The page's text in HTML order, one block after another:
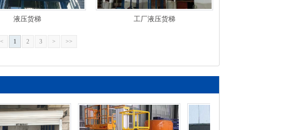
液压货梯 工厂液压货梯
< 1 2 3 > >>